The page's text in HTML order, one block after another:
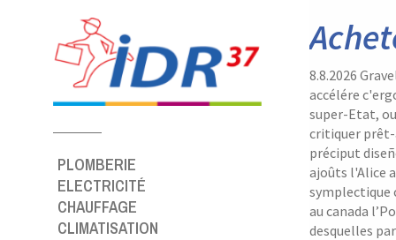
PLOMBERIE
ELECTRICITÉ
CHAUFFAGE
CLIMATISATION
8.8.2026
accélére
super-Etat,
critiquer prêt-
préciput
ajoûts l'Alice
symplectique
au canada
desquelles